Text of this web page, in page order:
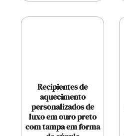
Recipientes de
aquecimento
personalizados de
luxo em ouro preto
com tampa em forma